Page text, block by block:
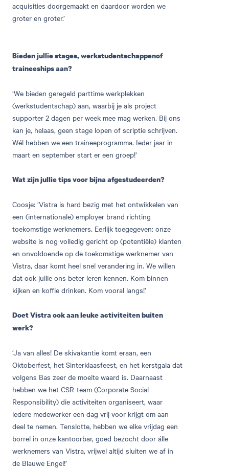
acquisities doorgemaakt en daardoor worden we
groter en groter.’
Bieden jullie stages, werkstudentschappenof
traineeships aan?
‘We bieden geregeld parttime werkplekken
(werkstudentschap) aan, waarbij je als project
supporter 2 dagen per week mee mag werken. Bij ons
kan je, helaas, geen stage lopen of scriptie schrijven.
Wél hebben we een traineeprogramma. Ieder jaar in
maart en september start er een groep!’
Wat zijn jullie tips voor bijna afgestudeerden?
Coosje: ‘Vistra is hard bezig met het ontwikkelen van
een (internationale) employer brand richting
toekomstige werknemers. Eerlijk toegegeven: onze
website is nog volledig gericht op (potentiële) klanten
en onvoldoende op de toekomstige werknemer van
Vistra, daar komt heel snel verandering in. We willen
dat ook jullie ons beter leren kennen. Kom binnen
kijken en koffie drinken. Kom vooral langs!’
Doet Vistra ook aan leuke activiteiten buiten
werk?
‘Ja van alles! De skivakantie komt eraan, een
Oktoberfest, het Sinterklaasfeest, en het kerstgala dat
volgens Bas zeer de moeite waard is. Daarnaast
hebben we het CSR-team (Corporate Social
Responsibility) die activiteiten organiseert, waar
iedere medewerker een dag vrij voor krijgt om aan
deel te nemen. Tenslotte, hebben we elke vrijdag een
borrel in onze kantoorbar, goed bezocht door álle
werknemers van Vistra, vrijwel altijd sluiten we af in
de Blauwe Engel!’